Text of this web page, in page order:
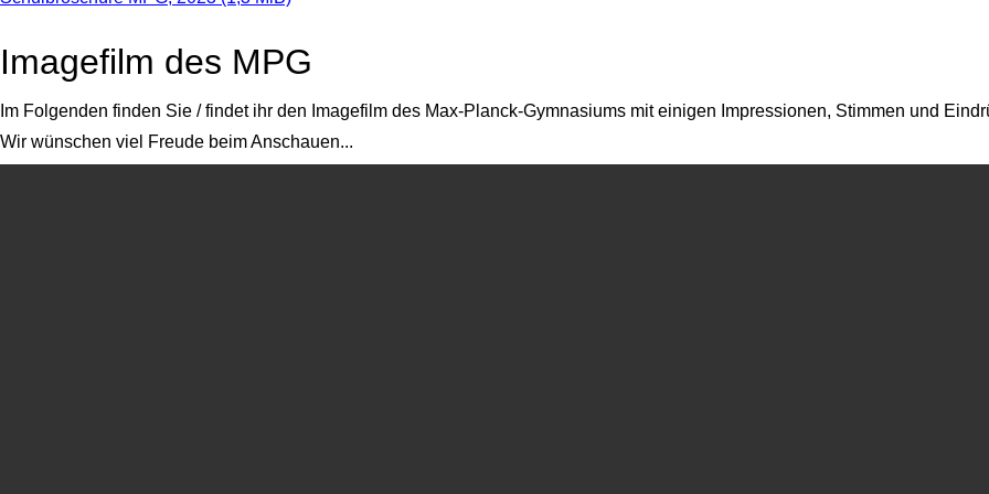
Imagefilm des MPG
Im Folgenden finden Sie / findet ihr den Imagefilm des Max-Planck-Gymnasiums mit einigen Impressionen, Stimmen und
Wir wünschen viel Freude beim Anschauen...